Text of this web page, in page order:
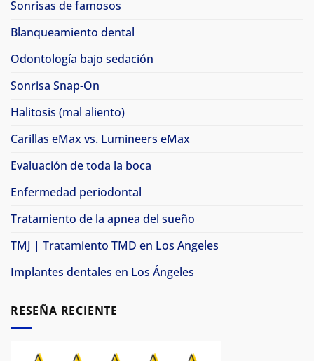
Sonrisas de famosos
Blanqueamiento dental
Odontología bajo sedación
Sonrisa Snap-On
Halitosis (mal aliento)
Carillas eMax vs. Lumineers eMax
Evaluación de toda la boca
Enfermedad periodontal
Tratamiento de la apnea del sueño
TMJ | Tratamiento TMD en Los Angeles
Implantes dentales en Los Ángeles
RESEÑA RECIENTE